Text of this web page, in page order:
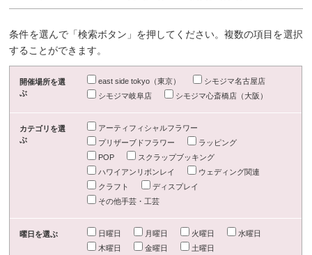
条件を選んで「検索ボタン」を押してください。複数の項目を選択
することができます。
開催場所を選
ぶ
east side tokyo（東京）
シモジマ名古屋店
シモジマ岐阜店
シモジマ心斎橋店（大阪）
カテゴリを選
ぶ
アーティフィシャルフラワー
プリザーブドフラワー
ラッピング
POP
スクラップブッキング
ハワイアンリボンレイ
ウェディング関連
クラフト
ディスプレイ
その他手芸・工芸
曜日を選ぶ 日曜日 月曜日 火曜日
水曜日
木曜日
金曜日 土曜日